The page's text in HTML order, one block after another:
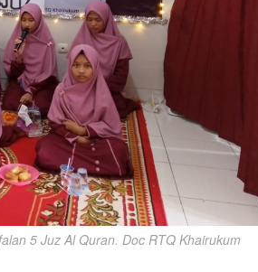
5 Juz Al Quran. Doc RTQ Khairukum